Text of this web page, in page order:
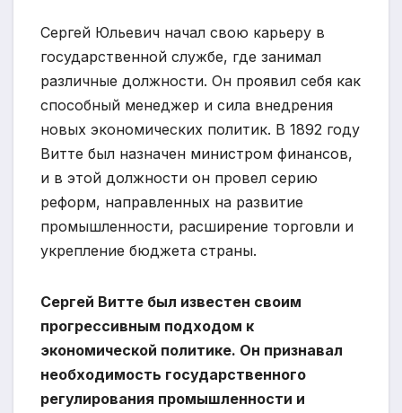
Сергей Юльевич начал свою карьеру в
государственной службе, где занимал
различные должности. Он проявил себя как
способный менеджер и сила внедрения
новых экономических политик. В 1892 году
Витте был назначен министром финансов,
и в этой должности он провел серию
реформ, направленных на развитие
промышленности, расширение торговли и
укрепление бюджета страны.
Сергей Витте был известен своим
прогрессивным подходом к
экономической политике. Он признавал
необходимость государственного
регулирования промышленности и